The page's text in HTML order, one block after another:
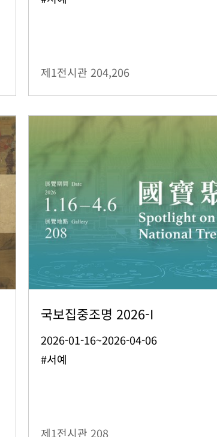
제1전시관 204,206
국보집중조명 2026-I
2026-01-16~2026-04-06
#서예
제1전시관 208